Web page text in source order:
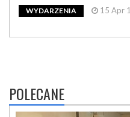
WYDARZENIA 15 Apr
POLECANE